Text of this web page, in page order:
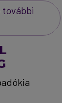
további